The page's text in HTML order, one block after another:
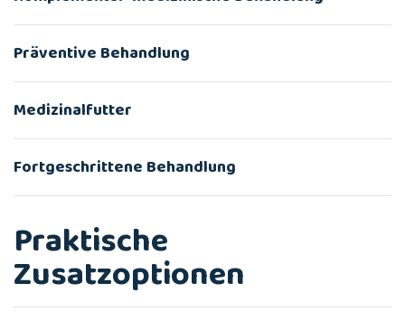
Präventive Behandlung
Medizinalfutter
Fortgeschrittene Behandlung
Praktische
Zusatzoptionen